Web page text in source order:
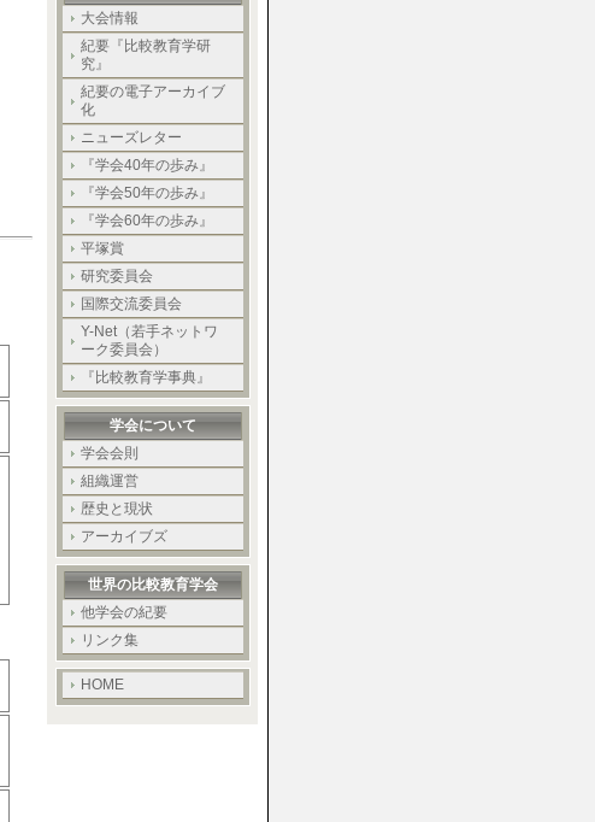
大会情報
紀要『比較教育学研
究』
紀要の電子アーカイブ
化
ニューズレター
『学会40年の歩み』
『学会50年の歩み』
『学会60年の歩み』
平塚賞
研究委員会
国際交流委員会
Y-Net（若手ネットワ
ーク委員会）
『比較教育学事典』
学会について
学会会則
組織運営
歴史と現状
アーカイブズ
世界の比較教育学会
他学会の紀要
リンク集
HOME